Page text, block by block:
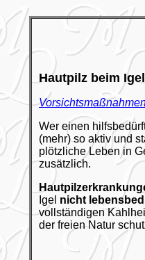
Hautpilz beim Igel
Wer einen
(mehr) so aktiv und
plötzliche Leben in
zusätzlich.
Igel nicht
vollständigen
der freien Natur